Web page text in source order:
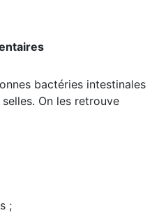
bactéries intestinales
On les retrouve
;